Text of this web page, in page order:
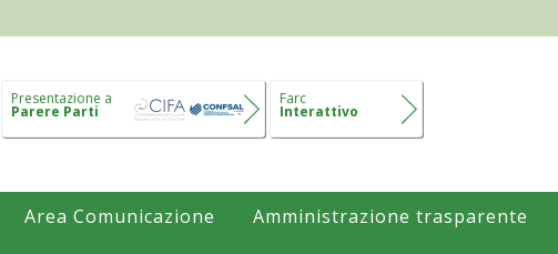
Presentazione a
Parere Parti
Farc
Interattivo
Area Comunicazione Amministrazione trasparente